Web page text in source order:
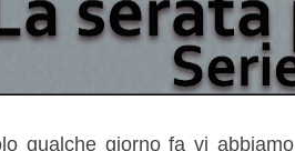
qualche giorno fa vi